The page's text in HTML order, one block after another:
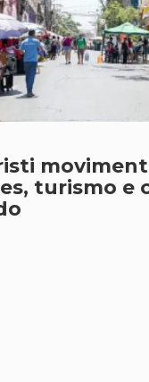
turismo e